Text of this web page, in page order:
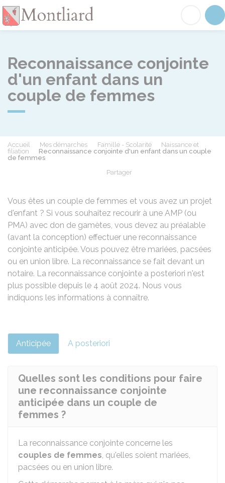
Reconnaissance conjointe
d'un enfant dans un
couple de femmes
Accueil Mes démarches Famille - Scolarité
Naissance et
filiation
Reconnaissance conjointe d'un enfant dans un couple
de femmes
Partager
Vous êtes un couple de femmes et vous avez un projet
d'enfant ? Si vous souhaitez recourir à une AMP (ou
PMA) avec don de gamètes, vous devez au préalable
(avant la conception) effectuer une reconnaissance
conjointe anticipée. Vous pouvez être mariées, pacsées
ou en union libre. La reconnaissance se fait devant un
notaire. La reconnaissance conjointe a posteriori n'est
plus possible depuis le 4 août 2024. Nous vous
indiquons les informations à connaître.
Anticipée A posteriori
Quelles sont les conditions pour faire
une reconnaissance conjointe
anticipée dans un couple de
femmes ?
La reconnaissance conjointe concerne les
couples de femmes, qu'elles soient mariées,
pacsées ou en union libre.